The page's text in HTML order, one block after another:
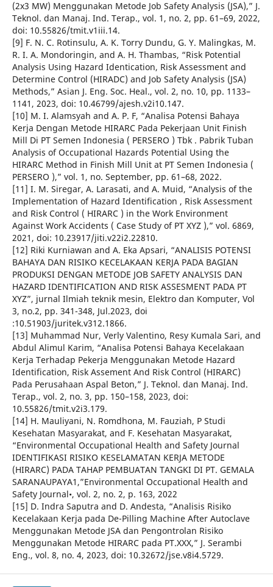
(2x3 MW) Menggunakan Metode Job Safety Analysis (JSA),” J.
Teknol. dan Manaj. Ind. Terap., vol. 1, no. 2, pp. 61–69, 2022,
doi: 10.55826/tmit.v1iii.14.
[9] F. N. C. Rotinsulu, A. K. Torry Dundu, G. Y. Malingkas, M.
R. I. A. Mondoringin, and A. H. Thambas, “Risk Potential
Analysis Using Hazard Identication, Risk Assessment and
Determine Control (HIRADC) and Job Safety Analysis (JSA)
Methods,” Asian J. Eng. Soc. Heal., vol. 2, no. 10, pp. 1133–
1141, 2023, doi: 10.46799/ajesh.v2i10.147.
[10] M. I. Alamsyah and A. P. F, “Analisa Potensi Bahaya
Kerja Dengan Metode HIRARC Pada Pekerjaan Unit Finish
Mill Di PT Semen Indonesia ( PERSERO ) Tbk . Pabrik Tuban
Analysis of Occupational Hazards Potential Using the
HIRARC Method in Finish Mill Unit at PT Semen Indonesia (
PERSERO ),” vol. 1, no. September, pp. 61–68, 2022.
[11] I. M. Siregar, A. Larasati, and A. Muid, “Analysis of the
Implementation of Hazard Identification , Risk Assessment
and Risk Control ( HIRARC ) in the Work Environment
Against Work Accidents ( Case Study of PT XYZ ),” vol. 6869,
2021, doi: 10.23917/jiti.v22i2.22810.
[12] Riki Kurniawan and A. Eka Apsari, “ANALISIS POTENSI
BAHAYA DAN RISIKO KECELAKAAN KERJA PADA BAGIAN
PRODUKSI DENGAN METODE JOB SAFETY ANALYSIS DAN
HAZARD IDENTIFICATION AND RISK ASSESMENT PADA PT
XYZ”, jurnal Ilmiah teknik mesin, Elektro dan Komputer, Vol
3, no.2, pp. 341-348, Jul.2023, doi
:10.51903/juritek.v312.1866.
[13] Muhammad Nur, Verly Valentino, Resy Kumala Sari, and
Abdul Alimul Karim, “Analisa Potensi Bahaya Kecelakaan
Kerja Terhadap Pekerja Menggunakan Metode Hazard
Identification, Risk Assement And Risk Control (HIRARC)
Pada Perusahaan Aspal Beton,” J. Teknol. dan Manaj. Ind.
Terap., vol. 2, no. 3, pp. 150–158, 2023, doi:
10.55826/tmit.v2i3.179.
[14] H. Mauliyani, N. Romdhona, M. Fauziah, P Studi
Kesehatan Masyarakat, and F. Kesehatan Masyarakat,
“Environmental Occupational Health and Safety Journal
IDENTIFIKASI RISIKO KESELAMATAN KERJA METODE
(HIRARC) PADA TAHAP PEMBUATAN TANGKI DI PT. GEMALA
SARANAUPAYA1,”Environmental Occupational Health and
Safety Journal•, vol. 2, no. 2, p. 163, 2022
[15] D. Indra Saputra and D. Andesta, “Analisis Risiko
Kecelakaan Kerja pada De-Pilling Machine After Autoclave
Menggunakan Metode JSA dan Pengontrolan Risiko
Menggunakan Metode HIRARC pada PT.XXX,” J. Serambi
Eng., vol. 8, no. 4, 2023, doi: 10.32672/jse.v8i4.5729.